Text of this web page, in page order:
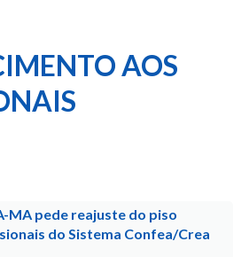
AOS
MA pede reajuste do piso
do Sistema Confea/Crea